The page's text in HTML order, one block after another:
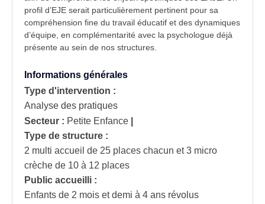
profil d’EJE serait particulièrement pertinent pour sa
compréhension fine du travail éducatif et des dynamiques
d’équipe, en complémentarité avec la psychologue déjà
présente au sein de nos structures.
Informations générales
Type d'intervention :
Analyse des pratiques
Secteur : Petite Enfance
Type de structure :
2 multi accueil de 25 places chacun et 3 micro
crèche de 10 à 12 places
Public accueilli :
Enfants de 2 mois et demi à 4 ans révolus